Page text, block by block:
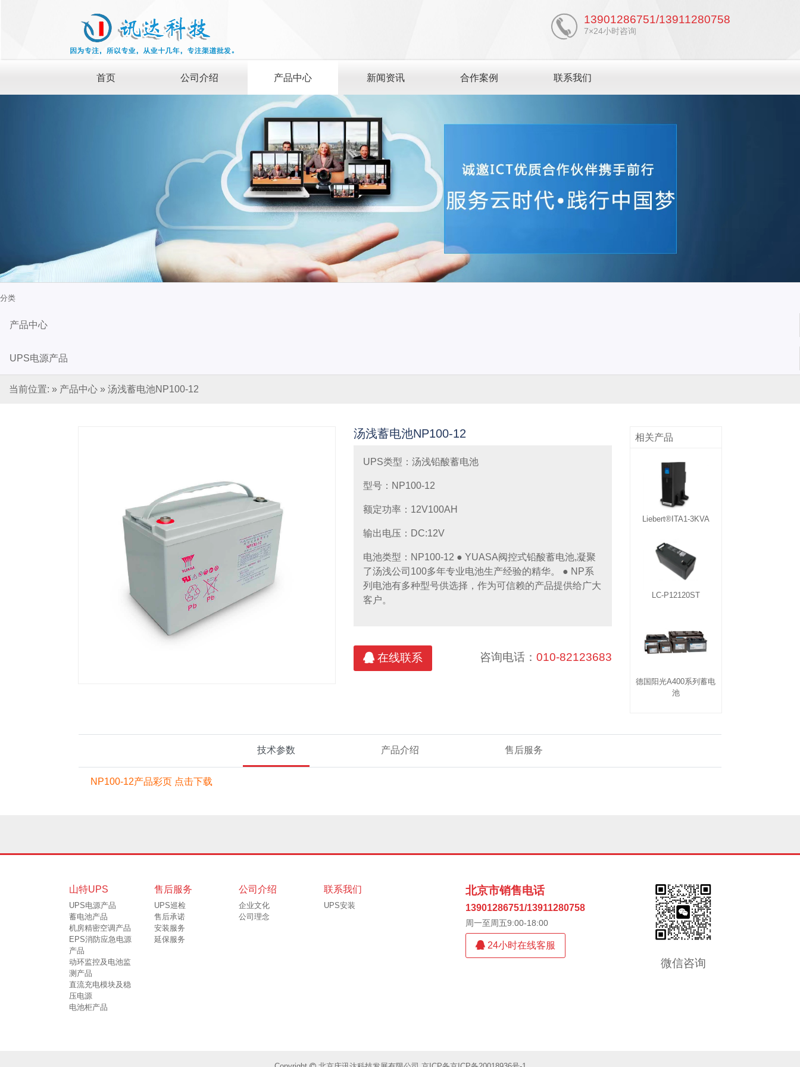
13901286751/13911280758
7×24小时咨询
首页 公司介绍 产品中心 新闻资讯 合作案例 联系我们
分类
产品中心
UPS电源产品
山特（SANTAK)UPS电源 维谛（VERTIV)艾默生UPS电源
圣阳蓄电池 山特蓄电池 德国阳光/GNB电池 松下蓄电池 科华蓄电池
维谛（艾默生）机房精密空调 山特机房精密空调
EPS消防应急电源产品
维谛/艾默生充电模块
当前位置: » 产品中心 » 汤浅蓄电池NP100-12
汤浅蓄电池NP100-12
UPS类型：汤浅铅酸蓄电池
型号：NP100-12
额定功率：12V100AH
输出电压：DC:12V
电池类型：NP100-12 ● YUASA阀控式铅酸蓄电池,凝聚
了汤浅公司100多年专业电池生产经验的精华。 ● NP系
列电池有多种型号供选择，作为可信赖的产品提供给广大
客户。
在线联系 咨询电话： 010-82123683
相关产品
Liebert®ITA1-3KVA
LC-P12120ST
德国阳光A400系列蓄电
池
技术参数 产品介绍 售后服务
NP100-12产品彩页 点击下载
山特UPS
UPS电源产品
蓄电池产品
机房精密空调产品
EPS消防应急电源
产品
动环监控及电池监
测产品
直流充电模块及稳
压电源
电池柜产品
售后服务
UPS巡检
售后承诺
安装服务
延保服务
公司介绍
企业文化
公司理念
联系我们
UPS安装
北京市销售电话
13901286751/13911280758
周一至周五9:00-18:00
24小时在线客服
微信咨询